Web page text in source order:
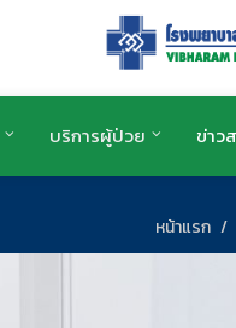
บริการผู้ป่วย ข่าว
หน้าแรก